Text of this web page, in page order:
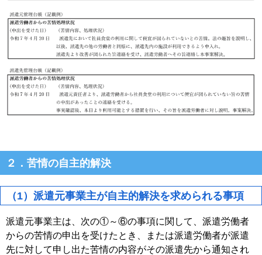
２．苦情の自主的解決
（1）派遣元事業主が自主的解決を求められる事項
派遣元事業主は、次の①～⑥の事項に関して、派遣労働者
からの苦情の申出を受けたとき、または派遣労働者が派遣
先に対して申し出た苦情の内容がその派遣先から通知され